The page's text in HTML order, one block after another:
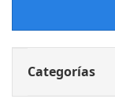
Categorías